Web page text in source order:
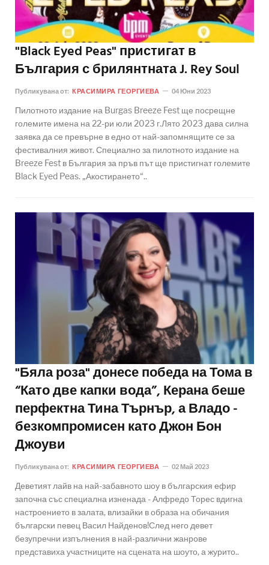
"Black Eyed Peas" пристигат в
България с брилянтната J. Rey Soul
Публикувана от: КРАСИМИРА ГЕОРГИЕВА 04 Юни 2023
Пилотното издание на Burgas Breeze Fest ще посрещне
големите имена на 22-ри юли 2023 г.Лято 2023 дава силна
заявка да се превърне в едно от най-запомнящите се за
фестивалния живот. Специално за пилотното издание на
Breeze Fest в България за пръв път ще пристигнат големите
Black Eyed Peas. „Акостирането“..
"Бяла роза" донесе победа на Тома в
“Като две капки вода”, Керана беше
перфектна Тина Търнър, а Владо -
безкомпромисен като Джон Бон
Джоуви
Публикувана от: КРАСИМИРА ГЕОРГИЕВА 02 Май 2023
Деветият лайв на най-забавното шоу в българския ефир
започна със специална изненада - Алфредо Торес вдигна
настроението в залата, влизайки в образа на обичания
български певец Васил Найденов!След него девет
безупречни изпълнения в най-различни жанрове
представиха участниците на сцената на шоуто, а журито..